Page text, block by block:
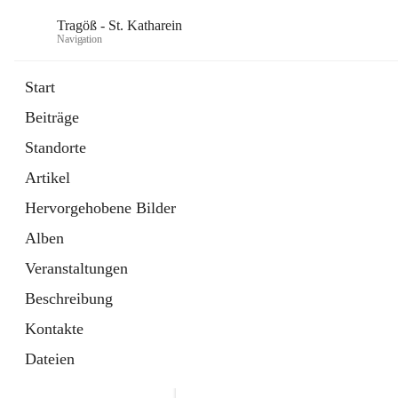
Tragöß - St. Katharein
Navigation
Start
Beiträge
Standorte
Artikel
Hervorgehobene Bilder
Alben
Veranstaltungen
Beschreibung
Kontakte
Dateien